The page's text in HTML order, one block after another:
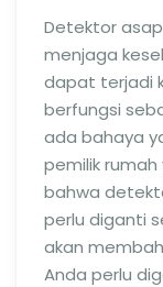
Detektor
menjaga
dapat terjadi
berfungsi
ada bahaya
pemilik
bahwa
perlu diganti
akan
Anda perlu